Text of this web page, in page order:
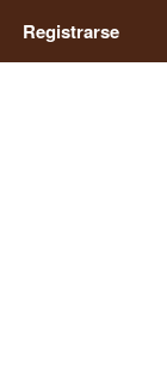
Registrarse